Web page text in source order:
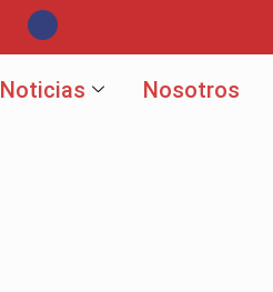
Noticias Nosotros